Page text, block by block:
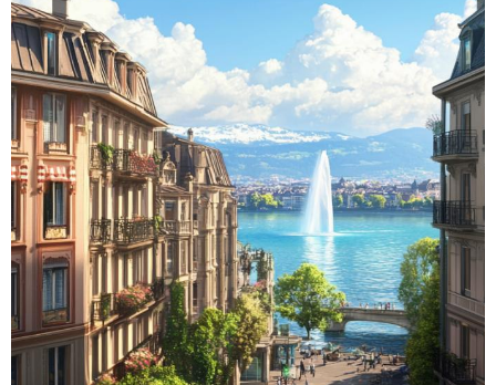
cher en Suisse romande – a Geneve ?
Les tendances du marche locatif
genevois en 2023
État actuel du marché immobilier genevois
Analyse des prix et des loyers à Genève Le
marché immobilier genevois se caractérise...
Lire la suite